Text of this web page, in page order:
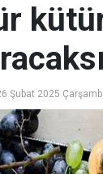
Şubat 2025